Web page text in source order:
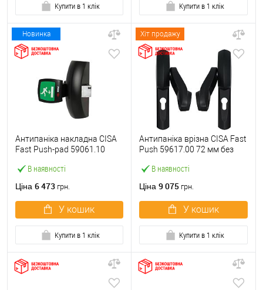
Купити в 1 клік Купити в 1 клік
Новинка
В наявності
Антипаніка накладна CISA
Fast Push-pad 59061.10
Ціна 6 473 грн.
У кошик
Купити в 1 клік
Хіт продажу
В наявності
Антипаніка врізна CISA Fast
Push 59617.00 72 мм без
Ціна 9 075 грн.
У кошик
Купити в 1 клік